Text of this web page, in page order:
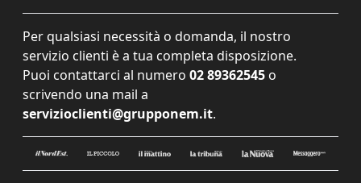
Per qualsiasi necessità o domanda, il nostro
servizio clienti è a tua completa disposizione.
Puoi contattarci al numero 02 89362545 o
scrivendo una mail a
servizioclienti@grupponem.it.